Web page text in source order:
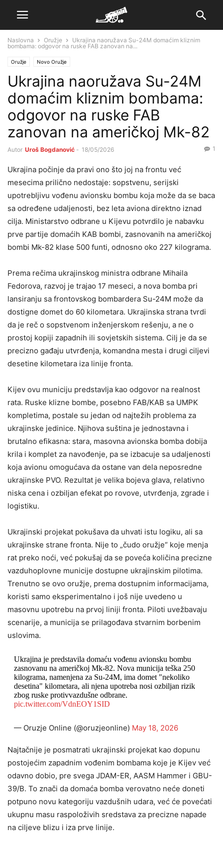
Naslovna Oružje
Ukrajina naoružava Su-24M domaćim kliznim
bombama: odgovor na ruske FAB zanovan na...
Oružje Novo Oružje
Ukrajina naoružava Su-24M
domaćim kliznim bombama:
odgovor na ruske FAB
zanovan na američkoj Mk-82
Autor Uroš Bogdanović - 18/05/2026 1
Ukrajina počinje da pravi ono što joj na frontu već
mesecima prilično nedostaje: sopstvenu, serijski
upotrebljivu vođenu avionsku bombu koja može da se baca
sa određene udaljenosti, bez leta aviona direktno iznad
cilja. Ministarstvo odbrane u Kijevu potvrdilo je nabavku
prve partije domaćih KAB bombi, zasnovanih na američkoj
bombi Mk-82 klase 500 funti, odnosno oko 227 kilograma.
Prema rečima ukrajinskog ministra odbrane Mihaila
Fedorova, razvoj je trajao 17 meseci, a nova bomba pri
lansiranju sa frontovskog bombardera Su-24M može da
dostigne domet do 60 kilometara. Ukrajinska strana tvrdi
da je reč o sopstvenom inženjerskom rešenju, a ne o
prostoj kopiji zapadnih ili sovjetskih sistema. Cilj je da se
precizno gađaju utvrđenja, komandna mesta i drugi ciljevi
desetine kilometara iza linije fronta.
Kijev ovu municiju predstavlja kao odgovor na realnost
rata. Ruske klizne bombe, posebno FAB/KAB sa UMPK
kompletima, postale su jedan od najtežih problema za
ukrajinske jedinice. Njihova suština je jednostavna i
brutalno efikasna: stara, masovna avionska bomba dobija
krila i komplet za navođenje, pa se izbacuje sa udaljenosti
koja avionu omogućava da ostane van dela neposredne
ukrajinske PVO. Rezultat je velika bojeva glava, relativno
niska cena i ozbiljan efekat po rovove, utvrđenja, zgrade i
logistiku.
Ukrajinski projekat pokušava da uhvati istu logiku, ali sa
ukrajinske strane fronta. Nije to „čudo oružje“ koje menja
rat preko noći, već pokušaj da se poveća količina precizne
vazduhoplovne municije dostupne ukrajinskim pilotima.
Trenutno se ovo oružje, prema dostupnim informacijama,
koristi samo eksperimentalno i još nije uvedeno u
masovnu upotrebu na prvoj liniji fronta. Piloti uvežbavaju
scenarije, a municija se prilagođava stvarnim borbenim
uslovima.
Ukrajina je predstavila domaću vođenu avionsku bombu
zasnovanu na američkoj Mk-82. Nova municija teška 250
kilograma, namenjena za Su-24M, ima domet "nekoliko
desetina" kilometara, ali njena upotreba nosi ozbiljan rizik
zbog ruske protivvazdušne odbrane.
pic.twitter.com/VdnEOY1SID
— Oruzje Online (@oruzjeonline) May 18, 2026
Najtačnije je posmatrati ukrajinski projekat kao dopunu
postojećim zapadnim vođenim bombama koje je Kijev već
odavno dobio, pre svega JDAM-ER, AASM Hammer i GBU-
39/B. To znači da domaća bomba verovatno neće doneti
potpuno novu kategoriju vazdušnih udara, već će povećati
ukupnu masu raspoloživih sredstava za precizne napade
na ciljeve blizu i iza prve linije.